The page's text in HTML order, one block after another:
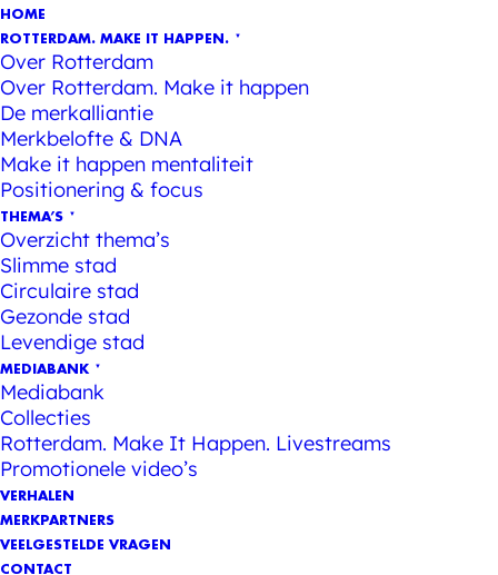
HOME
ROTTERDAM. MAKE IT HAPPEN.
Over Rotterdam
Over Rotterdam. Make it happen
De merkalliantie
Merkbelofte & DNA
Make it happen mentaliteit
Positionering & focus
THEMA’S
Overzicht thema’s
Slimme stad
Circulaire stad
Gezonde stad
Levendige stad
MEDIABANK
Mediabank
Collecties
Rotterdam. Make It Happen. Livestreams
Promotionele video’s
VERHALEN
MERKPARTNERS
VEELGESTELDE VRAGEN
CONTACT